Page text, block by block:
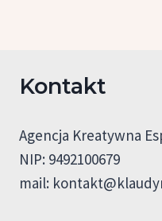
Kontakt
Agencja Kreatywna
NIP: 9492100679
mail: